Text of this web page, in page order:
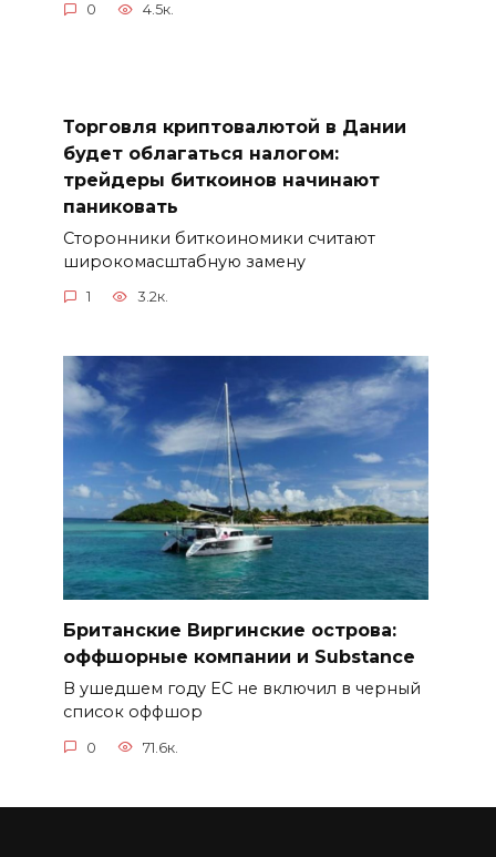
0 4.5к.
Торговля криптовалютой в Дании
будет облагаться налогом:
трейдеры биткоинов начинают
паниковать
Сторонники биткоиномики считают
широкомасштабную замену
1 3.2к.
Британские Виргинские острова:
оффшорные компании и Substance
В ушедшем году ЕС не включил в черный
список оффшор
0 71.6к.